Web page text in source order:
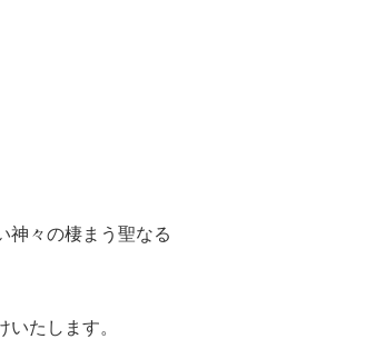
神々の棲まう聖なる
たします。